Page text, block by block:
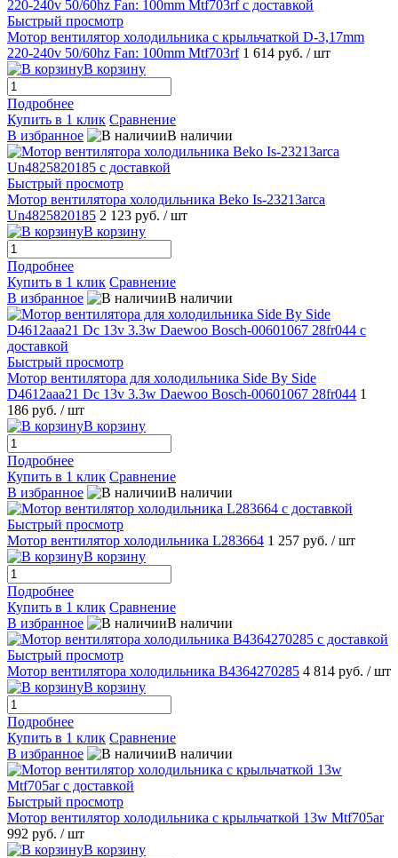
Быстрый просмотр
Мотор вентилятор холодильника с крыльчаткой D-3,17mm
220-240v 50/60hz Fan: 100mm Mtf703rf 1 614 руб. / шт
В корзину
Подробнее
Купить в 1 клик Сравнение
В избранное
В наличии
Быстрый просмотр
Мотор вентилятора холодильника Beko Is-23213arca
Un4825820185 2 123 руб. / шт
В корзину
Подробнее
Купить в 1 клик Сравнение
В избранное
В наличии
Быстрый просмотр
Мотор вентилятора для холодильника Side By Side
D4612aaa21 Dc 13v 3.3w Daewoo Bosch-00601067 28fr044 1
186 руб. / шт
В корзину
Подробнее
Купить в 1 клик Сравнение
В избранное
В наличии
Быстрый просмотр
Мотор вентилятор холодильника L283664 1 257 руб. / шт
В корзину
Подробнее
Купить в 1 клик Сравнение
В избранное
В наличии
Быстрый просмотр
Мотор вентилятора холодильника B4364270285 4 814 руб. / шт
В корзину
Подробнее
Купить в 1 клик Сравнение
В избранное
В наличии
Быстрый просмотр
Мотор вентилятор холодильника с крыльчаткой 13w Mtf705ar
992 руб. / шт
В корзину